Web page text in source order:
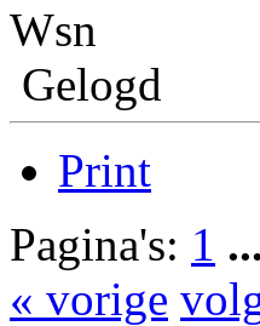
Wsn
Gelogd
Print
Pagina's: 1 ...
« vorige